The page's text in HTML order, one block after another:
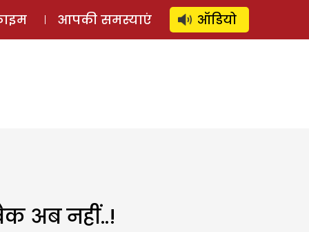
लॉग इन ⚲ SUBSCRIBE
आपकी समस्याएं ऑडियो
अब नहीं..!